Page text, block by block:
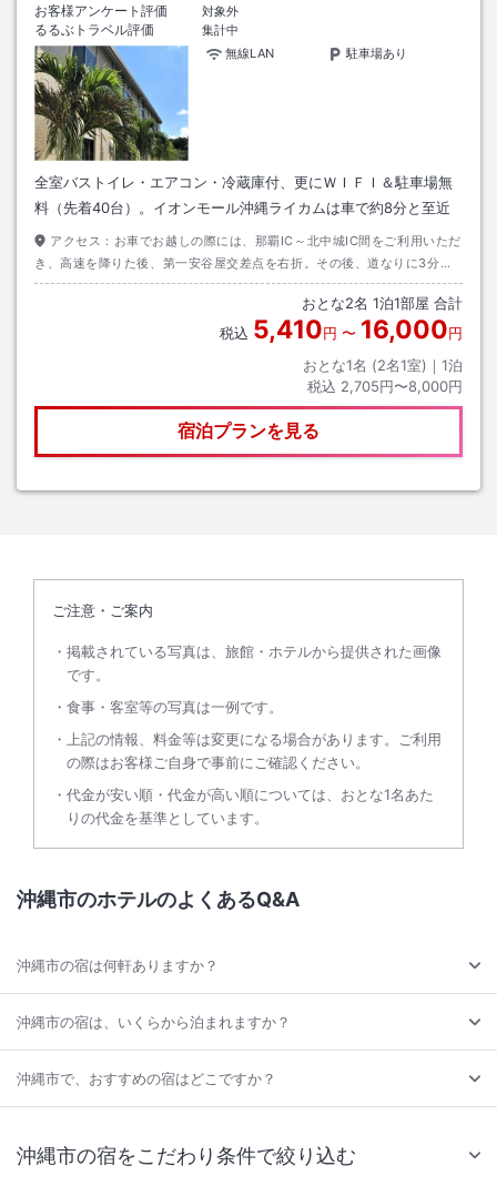
お客様アンケート評価
対象外
るるぶトラベル評価
集計中
無線LAN
駐車場あり
全室バストイレ・エアコン・冷蔵庫付、更にＷＩＦＩ＆駐車場無
料（先着40台）。イオンモール沖縄ライカムは車で約8分と至近
アクセス： お車でお越しの際には、那覇IC～北中城IC間をご利用いただ
き、高速を降りた後、第一安谷屋交差点を右折。その後、道なりに3分程
走っていただきますと右手に当館がございます。無料駐車場４０台あり、
おとな2名 1泊1部屋 合計
税込 5,410円 〜 16,000円
おとな1名 (2名1室)｜ 1泊
税込 2,705円〜8,000円
宿泊プランを見る
ご注意・ご案内
掲載されている写真は、旅館・ホテルから提供された画像
です。
食事・客室等の写真は一例です。
上記の情報、料金等は変更になる場合があります。ご利用
の際はお客様ご自身で事前にご確認ください。
代金が安い順・代金が高い順については、おとな1名あた
りの代金を基準としています。
沖縄市のホテルのよくあるQ&A
沖縄市の宿は何軒ありますか？
沖縄市の宿は、いくらから泊まれますか？
沖縄市で、おすすめの宿はどこですか？
沖縄市の宿をこだわり条件で絞り込む